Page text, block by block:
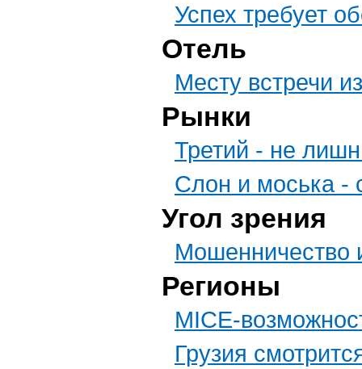
Успех требует
Отель
Месту встречи
Рынки
Третий - не
Слон и моська -
Угол зрения
Мошенничество
Регионы
MICE-
Грузия